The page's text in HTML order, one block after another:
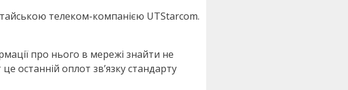
телеком-компанією UTStarcom.
про нього в мережі знайти не
останній оплот зв’язку стандарту